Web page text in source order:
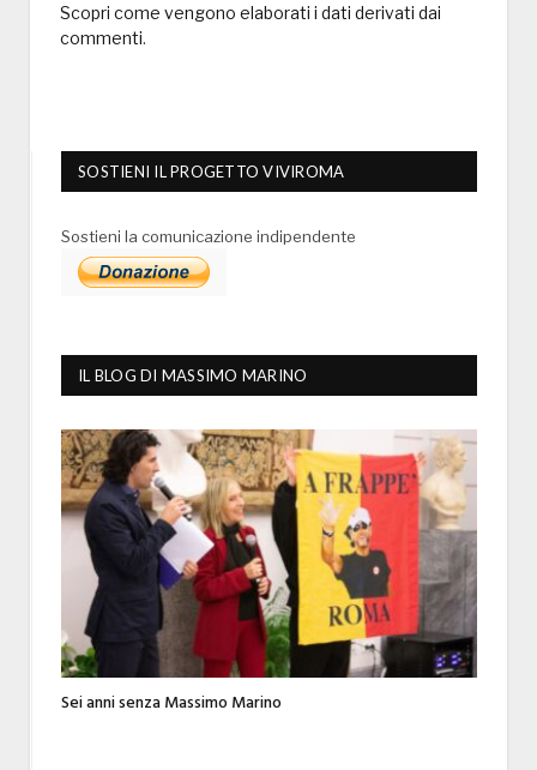
Scopri come vengono elaborati i dati derivati dai
commenti.
SOSTIENI IL PROGETTO VIVIROMA
Sostieni la comunicazione indipendente
IL BLOG DI MASSIMO MARINO
Sei anni senza Massimo Marino